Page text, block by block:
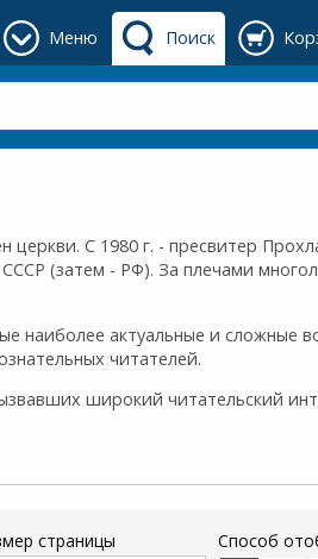
Меню Поиск
церкви. С 1980 г. - пресвитер
(затем - РФ). За плечами
наиболее актуальные и сложные
читателей.
широкий читательский
страницы Способ